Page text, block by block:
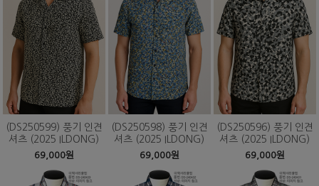
(DS250599) 풍기 인견
셔츠 (2025 ILDONG)
69,000원
(DS250598) 풍기 인견
셔츠 (2025 ILDONG)
69,000원
(DS250596) 풍기 인견
셔츠 (2025 ILDONG)
69,000원